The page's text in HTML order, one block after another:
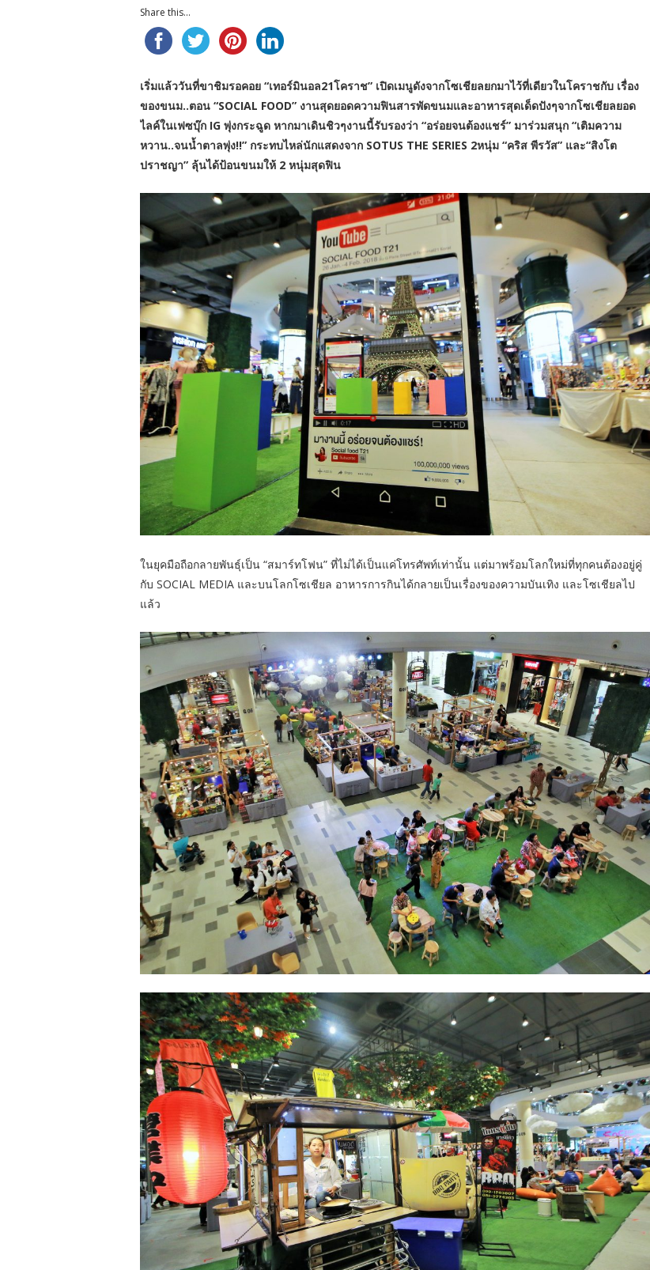
Share this...
เริ่มแล้ววันที่ขาชิมรอคอย “เทอร์มินอล21โคราช” เปิดเมนูดังจากโซเชียลยกมาไว้ที่เดียวในโคราชกับ เรื่อง
ของขนม..ตอน “SOCIAL FOOD” งานสุดยอดความฟินสารพัดขนมและอาหารสุดเด็ดปังๆจากโซเชียลยอด
ไลค์ในเฟซบุ๊ก IG พุ่งกระฉูด หากมาเดินชิวๆงานนี้รับรองว่า “อร่อยจนต้องแชร์” มาร่วมสนุก “เติมความ
หวาน..จนน้ำตาลพุ่ง!!” กระทบไหล่นักแสดงจาก SOTUS THE SERIES 2หนุ่ม “คริส พีรวัส” และ“สิงโต
ปราชญา” ลุ้นได้ป้อนขนมให้ 2 หนุ่มสุดฟิน
ในยุคมือถือกลายพันธุ์เป็น “สมาร์ทโฟน” ที่ไม่ได้เป็นแค่โทรศัพท์เท่านั้น แต่มาพร้อมโลกใหม่ที่ทุกคนต้องอยู่คู่
กับ SOCIAL MEDIA และบนโลกโซเชียล อาหารการกินได้กลายเป็นเรื่องของความบันเทิง และโซเชียลไป
แล้ว